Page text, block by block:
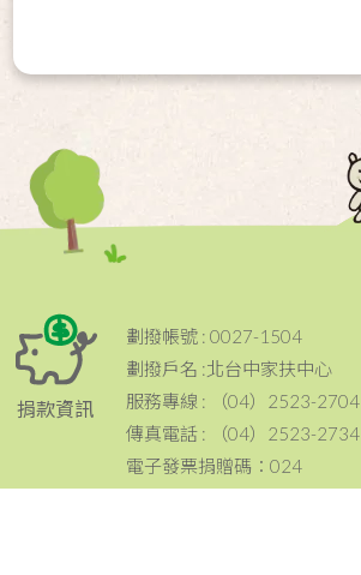
捐款資訊
劃撥帳號 : 0027-1504
劃撥戶名 :北台中家扶中心
服務專線 : （04）2523-2704
傳真電話 : （04）2523-2734
電子發票捐贈碼：024